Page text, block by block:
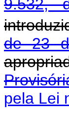
9.532,
de 23
pela Lei